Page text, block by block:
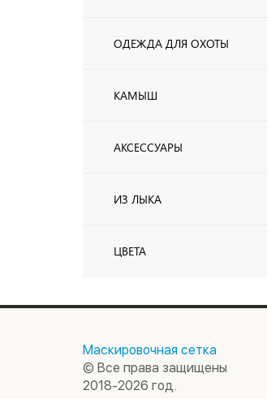
ОДЕЖДА ДЛЯ ОХОТЫ
КАМЫШ
АКСЕССУАРЫ
ИЗ ЛЫКА
ЦВЕТА
Маскировочная сетка
© Все права защищены
2018-2026 год.